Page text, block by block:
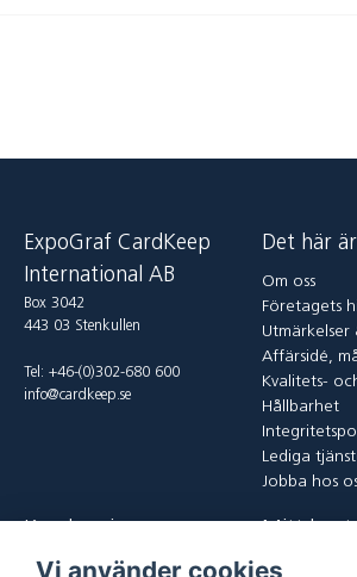
ExpoGraf CardKeep
International AB
Box 3042
443 03 Stenkullen
Tel: +46-(0)302-680 600
info@cardkeep.se
Det här
Om oss
Företagets
Utmärkelser
Affärsidé,
Kvalitets-
Hållbarhet
Lediga
Jobba hos
Kontakta oss Logga in
Vi använder cookies